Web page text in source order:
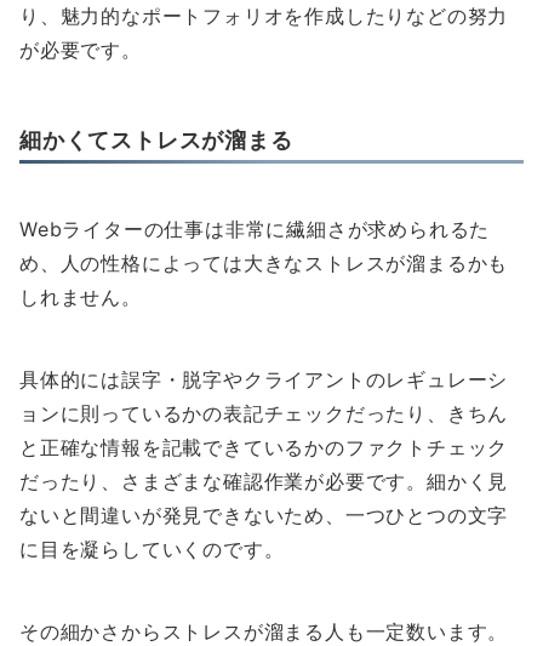
り、魅力的なポートフォリオを作成したりなどの努力
が必要です。
細かくてストレスが溜まる
Webライターの仕事は非常に繊細さが求められるた
め、人の性格によっては大きなストレスが溜まるかも
しれません。
具体的には誤字・脱字やクライアントのレギュレーシ
ョンに則っているかの表記チェックだったり、きちん
と正確な情報を記載できているかのファクトチェック
だったり、さまざまな確認作業が必要です。細かく見
ないと間違いが発見できないため、一つひとつの文字
に目を凝らしていくのです。
その細かさからストレスが溜まる人も一定数います。